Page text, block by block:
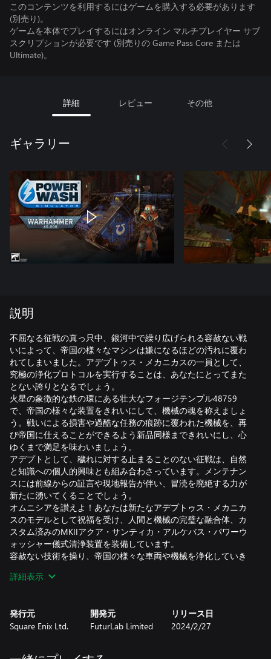
このコンテンツを利用するにはゲームを購入する必要があります
(別売り)。
ゲームを本体でプレイするにはオンライン マルチプレイヤー サブ
スクリプションが必要です (別売りの Game Pass Core または
Ultimate)。
詳細 レビュー その他
ギャラリー
説明
不屈なる征戦の真っ只中、銀河中で繰り広げられる容赦ない戦
いによって、帝国の様々なマシンは嫌になるほどの汚れに覆わ
れてしまいました。アデプトゥス・メカニカスの一員として、
究極の浄化プロトコルを実行することは、あなたにとってまた
とない誇りとなるでしょう。
火星の象徴的な鉄の環にある壮大なフォージテンプル48759
で、帝国の様々な装置をきれいにして、機械の魂を称えましょ
う。戦いによる損害や過酷な任務の痕跡に覆われた機械を、再
び帝国に仕えることができるよう新品同様まできれいにし、心
ゆくまで満足を味わいましょう。
アデプトとして、穢れに対する止まることのない征戦は、自然
と知識への個人的興味とも組み合わさっています。メンテナン
スには前線からの証言や現地報告が伴い、冒涜を廃絶する力が
新たに湧いてくることでしょう。
オムニシアを讃えよ！あなたは新たなアデプトゥス・メカニカ
スのモデルとして祝福を受け、人間と機械の完璧な融合体、カ
スタム済みのMKIIアクア・サンティカ・アルケバス・パワーウ
ォッシャー儀式清浄装置を装備しています。
容赦ない技術を操り、帝国の様々な車両や機械を浄化していき
● ウルトラマリーンのランドレイダー
● アストラ・ミリタルムのロガール・ドルン・バトルタンク
● ホークシュラウド家のインペリアルナイト
あなたはカルト・メカニカスの偉大なる装置のただの歯車に過
詳細表示
発行元
Square Enix Ltd.
開発元
FuturLab Limited
リリース日
2024/2/27